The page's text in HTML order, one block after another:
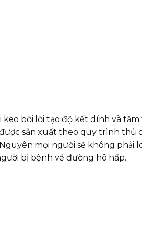
bời lời tạo độ kết dính và
sản xuất theo quy trình thủ
mọi người sẽ không phải
bị bệnh về đường hô hấp.